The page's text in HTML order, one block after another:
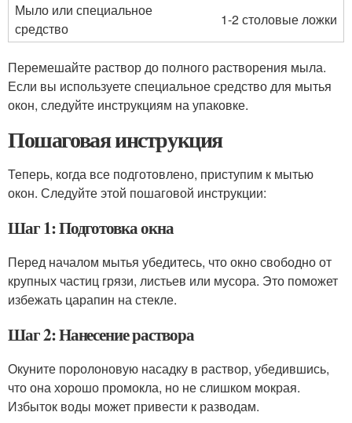
Мыло или специальное
средство
1-2 столовые ложки
Перемешайте раствор до полного растворения мыла.
Если вы используете специальное средство для мытья
окон, следуйте инструкциям на упаковке.
Пошаговая инструкция
Теперь, когда все подготовлено, приступим к мытью
окон. Следуйте этой пошаговой инструкции:
Шаг 1: Подготовка окна
Перед началом мытья убедитесь, что окно свободно от
крупных частиц грязи, листьев или мусора. Это поможет
избежать царапин на стекле.
Шаг 2: Нанесение раствора
Окуните поролоновую насадку в раствор, убедившись,
что она хорошо промокла, но не слишком мокрая.
Избыток воды может привести к разводам.